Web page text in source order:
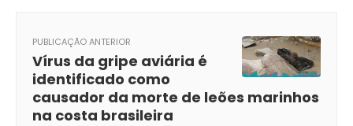
PUBLICAÇÃO ANTERIOR
Vírus da gripe aviária é
identificado como
causador da morte de leões marinhos
na costa brasileira